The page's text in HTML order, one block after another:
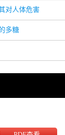
对人体危害
多糖